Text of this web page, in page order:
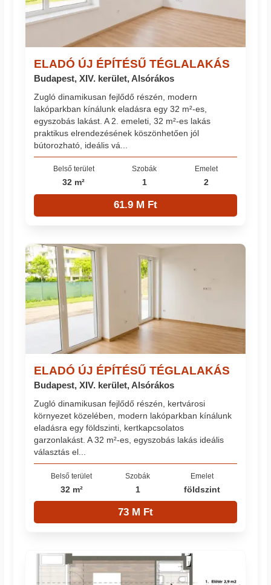
ELADÓ ÚJ ÉPÍTÉSŰ TÉGLALAKÁS
Budapest, XIV. kerület, Alsórákos
Zugló dinamikusan fejlődő részén, modern
lakóparkban kínálunk eladásra egy 32 m²-es,
egyszobás lakást. A 2. emeleti, 32 m²-es lakás
praktikus elrendezésének köszönhetően jól
bútorozható, ideális vá...
Belső terület
32 m²
Szobák
1
Emelet
2
61.9 M Ft
ELADÓ ÚJ ÉPÍTÉSŰ TÉGLALAKÁS
Budapest, XIV. kerület, Alsórákos
Zugló dinamikusan fejlődő részén, kertvárosi
környezet közelében, modern lakóparkban kínálunk
eladásra egy földszinti, kertkapcsolatos
garzonlakást. A 32 m²-es, egyszobás lakás ideális
választás el...
Belső terület
32 m²
Szobák
1
Emelet
földszint
73 M Ft